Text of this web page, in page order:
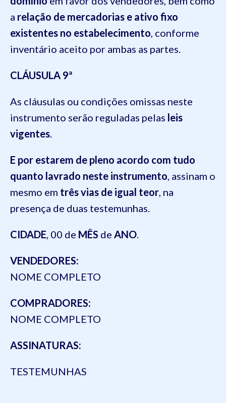
a relação de mercadorias e ativo fixo
existentes no estabelecimento, conforme
inventário aceito por ambas as partes.
CLÁUSULA 9ª
As cláusulas ou condições omissas neste
instrumento serão reguladas pelas leis
vigentes.
E por estarem de pleno acordo com tudo
quanto lavrado neste instrumento, assinam o
mesmo em três vias de igual teor, na
presença de duas testemunhas.
CIDADE, 00 de MÊS de ANO.
VENDEDORES:
NOME COMPLETO
COMPRADORES:
NOME COMPLETO
ASSINATURAS:
TESTEMUNHAS